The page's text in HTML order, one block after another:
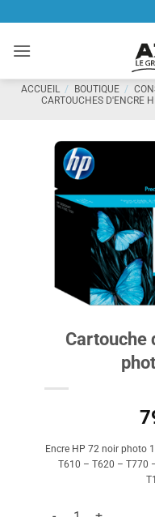
contenu
ACCUEIL / BOUTIQUE /
CARTOUCHES D'ENCRE
Cartouche
Encre HP 72 noir photo
T610 – T620 – T770
quantité de